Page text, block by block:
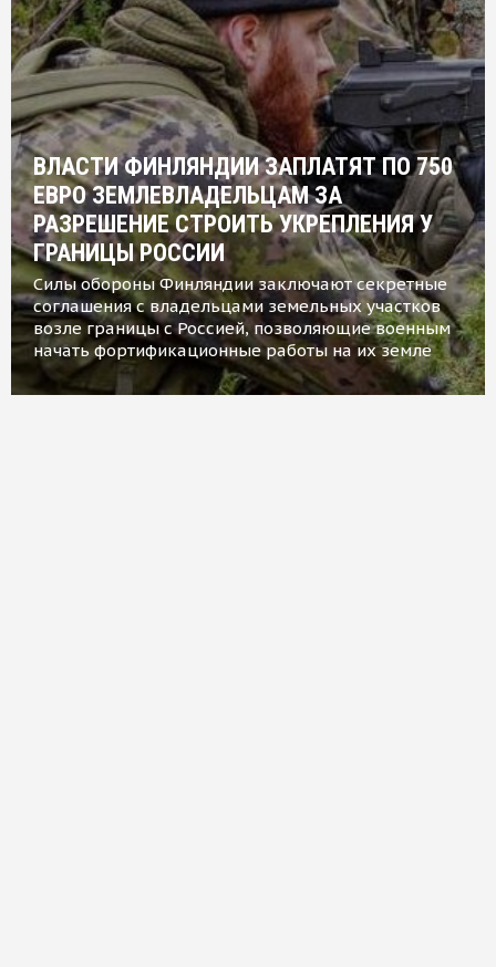
ВЛАСТИ ФИНЛЯНДИИ ЗАПЛАТЯТ ПО 750
ЕВРО ЗЕМЛЕВЛАДЕЛЬЦАМ ЗА
РАЗРЕШЕНИЕ СТРОИТЬ УКРЕПЛЕНИЯ У
ГРАНИЦЫ РОССИИ
Силы обороны Финляндии заключают секретные
соглашения с владельцами земельных участков
возле границы с Россией, позволяющие военным
начать фортификационные работы на их земле